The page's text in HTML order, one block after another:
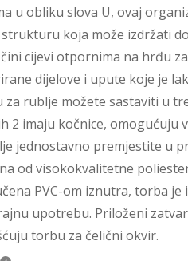
u obliku slova U, ovaj
koja može izdržati
cijevi otpornima na hrđu
dijelove i upute koje je
za rublje možete sastaviti u
2 imaju kočnice, omogućuju
jednostavno premjestite u
od visokokvalitetne
PVC-om iznutra, torba je
upotrebu. Priloženi
torbu za čelični okvir.